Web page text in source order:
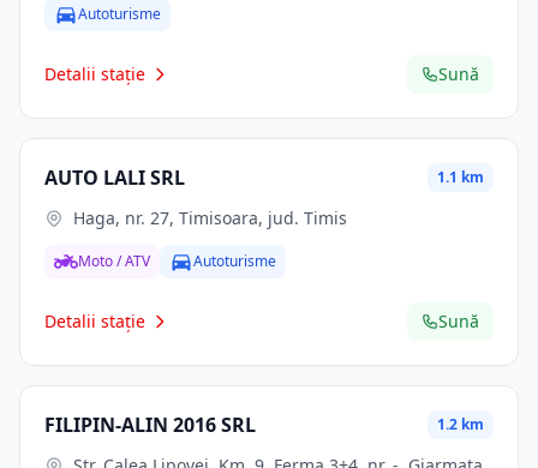
Autoturisme
Detalii stație Sună
AUTO LALI SRL 1.1 km
Haga, nr. 27, Timisoara, jud. Timis
Moto / ATV Autoturisme
Detalii stație Sună
FILIPIN-ALIN 2016 SRL 1.2 km